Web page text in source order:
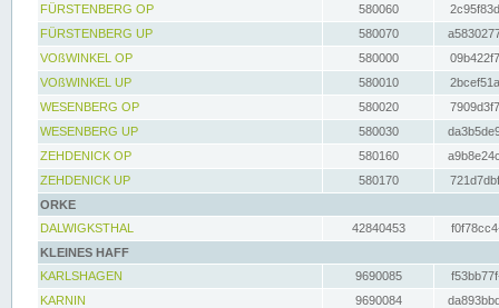
FÜRSTENBERG OP
580060
FÜRSTENBERG UP
580070
VOßWINKEL OP
580000
VOßWINKEL UP
580010
WESENBERG OP
580020
WESENBERG UP
580030
ZEHDENICK OP
580160
ZEHDENICK UP
580170
ORKE
DALWIGKSTHAL
42840453
KLEINES HAFF
KARLSHAGEN
9690085
KARNIN
9690084